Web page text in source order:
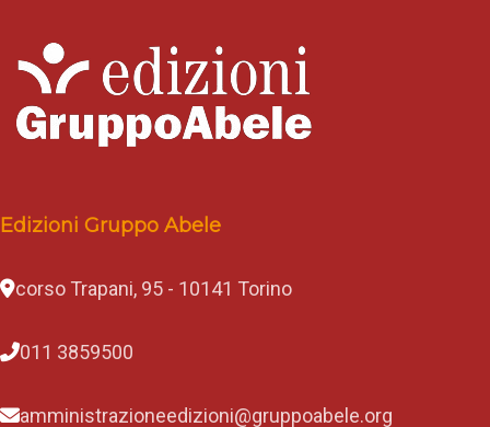
Edizioni Gruppo Abele
corso Trapani, 95 - 10141 Torino
011 3859500
amministrazioneedizioni@gruppoabele.org